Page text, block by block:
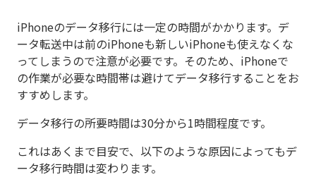
iPhoneのデータ移行には一定の時間がかかります。デ
ータ転送中は前のiPhoneも新しいiPhoneも使えなくな
ってしまうので注意が必要です。そのため、iPhoneで
の作業が必要な時間帯は避けてデータ移行することをお
すすめします。
データ移行の所要時間は30分から1時間程度です。
これはあくまで目安で、以下のような原因によってもデ
ータ移行時間は変わります。